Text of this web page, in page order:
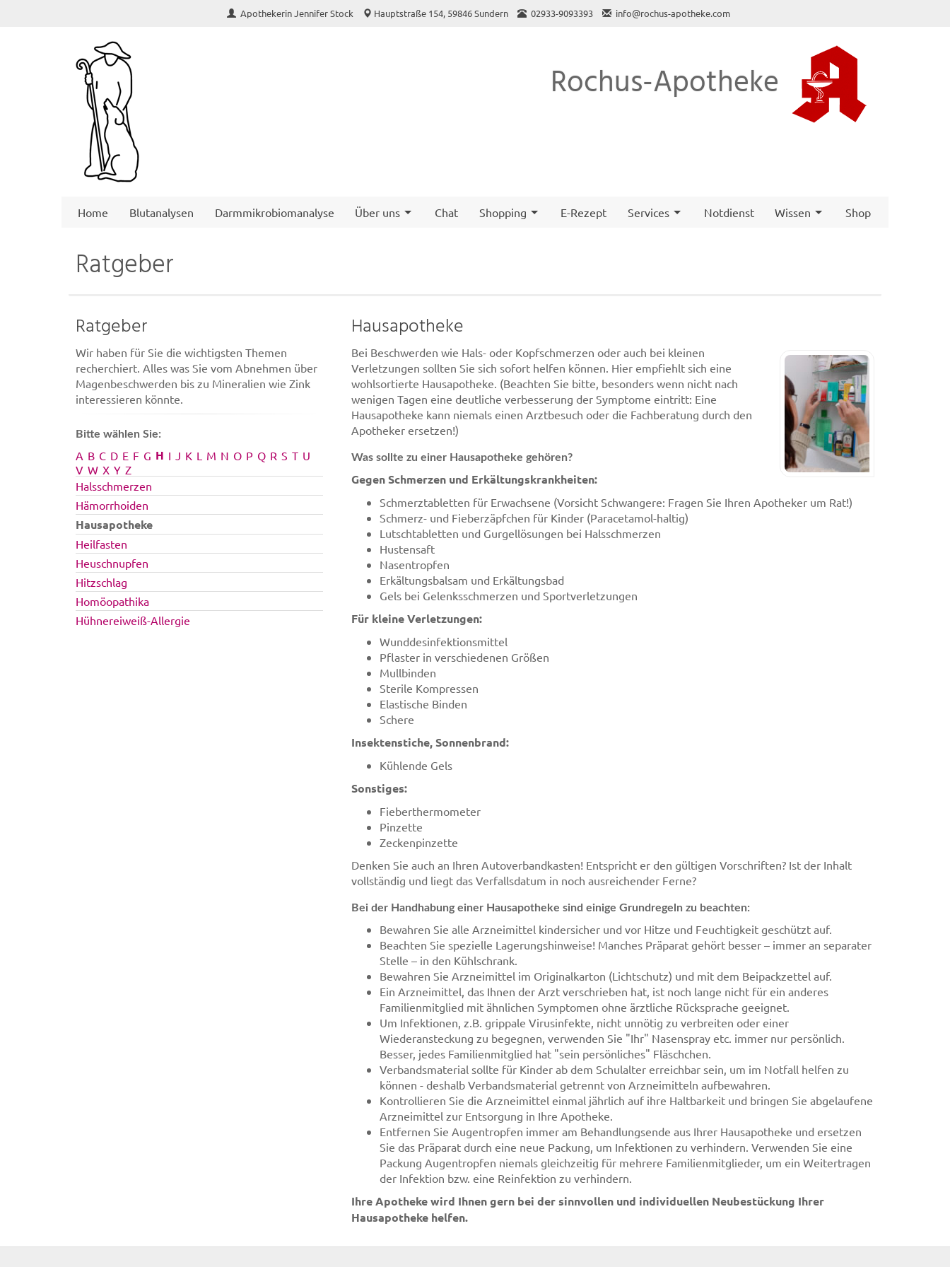
Apothekerin Jennifer Stock Hauptstraße 154, 59846 Sundern 02933-9093393 info@rochus-apotheke.com
Rochus-Apotheke
Home Blutanalysen Darmmikrobiomanalyse Über uns Chat Shopping E-Rezept Services Notdienst Wissen Shop
Ratgeber
Ratgeber
Wir haben für Sie die wichtigsten Themen
recherchiert. Alles was Sie vom Abnehmen über
Magenbeschwerden bis zu Mineralien wie Zink
interessieren könnte.
Bitte wählen Sie:
A B C D E F G H I J K L M N O P Q R S T U
V W X Y Z
Halsschmerzen
Hämorrhoiden
Hausapotheke
Heilfasten
Heuschnupfen
Hitzschlag
Homöopathika
Hühnereiweiß-Allergie
Hausapotheke
Bei Beschwerden wie Hals- oder Kopfschmerzen oder auch bei kleinen
Verletzungen sollten Sie sich sofort helfen können. Hier empfiehlt sich eine
wohlsortierte Hausapotheke. (Beachten Sie bitte, besonders wenn nicht nach
wenigen Tagen eine deutliche verbesserung der Symptome eintritt: Eine
Hausapotheke kann niemals einen Arztbesuch oder die Fachberatung durch den
Apotheker ersetzen!)
Was sollte zu einer Hausapotheke gehören?
Gegen Schmerzen und Erkältungskrankheiten:
Schmerztabletten für Erwachsene (Vorsicht Schwangere: Fragen Sie Ihren Apotheker um Rat!)
Schmerz- und Fieberzäpfchen für Kinder (Paracetamol-haltig)
Lutschtabletten und Gurgellösungen bei Halsschmerzen
Hustensaft
Nasentropfen
Erkältungsbalsam und Erkältungsbad
Gels bei Gelenksschmerzen und Sportverletzungen
Für kleine Verletzungen:
Wunddesinfektionsmittel
Pflaster in verschiedenen Größen
Mullbinden
Sterile Kompressen
Elastische Binden
Schere
Insektenstiche, Sonnenbrand:
Kühlende Gels
Sonstiges:
Fieberthermometer
Pinzette
Zeckenpinzette
Denken Sie auch an Ihren Autoverbandkasten! Entspricht er den gültigen Vorschriften? Ist der Inhalt
vollständig und liegt das Verfallsdatum in noch ausreichender Ferne?
Bei der Handhabung einer Hausapotheke sind einige Grundregeln zu beachten:
Bewahren Sie alle Arzneimittel kindersicher und vor Hitze und Feuchtigkeit geschützt auf.
Beachten Sie spezielle Lagerungshinweise! Manches Präparat gehört besser – immer an separater
Stelle – in den Kühlschrank.
Bewahren Sie Arzneimittel im Originalkarton (Lichtschutz) und mit dem Beipackzettel auf.
Ein Arzneimittel, das Ihnen der Arzt verschrieben hat, ist noch lange nicht für ein anderes
Familienmitglied mit ähnlichen Symptomen ohne ärztliche Rücksprache geeignet.
Um Infektionen, z.B. grippale Virusinfekte, nicht unnötig zu verbreiten oder einer
Wiederansteckung zu begegnen, verwenden Sie "Ihr" Nasenspray etc. immer nur persönlich.
Besser, jedes Familienmitglied hat "sein persönliches" Fläschchen.
Verbandsmaterial sollte für Kinder ab dem Schulalter erreichbar sein, um im Notfall helfen zu
können - deshalb Verbandsmaterial getrennt von Arzneimitteln aufbewahren.
Kontrollieren Sie die Arzneimittel einmal jährlich auf ihre Haltbarkeit und bringen Sie abgelaufene
Arzneimittel zur Entsorgung in Ihre Apotheke.
Entfernen Sie Augentropfen immer am Behandlungsende aus Ihrer Hausapotheke und ersetzen
Sie das Präparat durch eine neue Packung, um Infektionen zu verhindern. Verwenden Sie eine
Packung Augentropfen niemals gleichzeitig für mehrere Familienmitglieder, um ein Weitertragen
der Infektion bzw. eine Reinfektion zu verhindern.
Ihre Apotheke wird Ihnen gern bei der sinnvollen und individuellen Neubestückung Ihrer
Hausapotheke helfen.